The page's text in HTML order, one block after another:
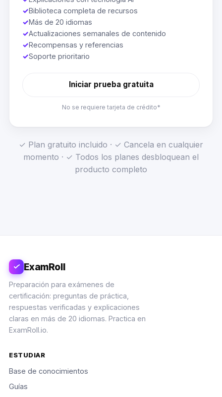
✓Biblioteca completa de recursos
✓Más de 20 idiomas
✓Actualizaciones semanales de contenido
✓Recompensas y referencias
✓Soporte prioritario
Iniciar prueba gratuita
No se requiere tarjeta de crédito*
✓ Plan gratuito incluido · ✓ Cancela en cualquier
momento · ✓ Todos los planes desbloquean el
producto completo
ExamRoll
Preparación para exámenes de
certificación: preguntas de práctica,
respuestas verificadas y explicaciones
claras en más de 20 idiomas. Practica en
ExamRoll.io.
ESTUDIAR
Base de conocimientos
Guías